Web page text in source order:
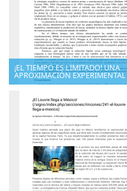
¡EL TIEMPO ES LIMITADO! UNA
APROXIMACIÓN EXPERIMENTAL